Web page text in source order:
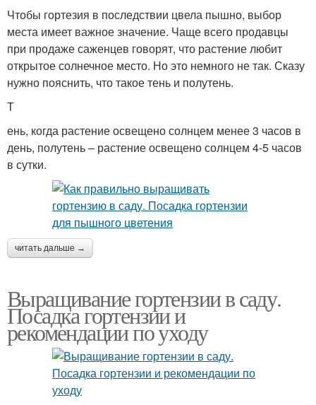
Чтобы гортезия в последствии цвела пышно, выбор
места имеет важное значение. Чаще всего продавцы
при продаже саженцев говорят, что растение любит
открытое солнечное место. Но это немного не так. Сказу
нужно пояснить, что такое тень и полутень.
Т
ень, когда растение освещено солнцем менее 3 часов в
день, полутень – растение освещено солнцем 4-5 часов
в сутки.
читать дальше →
Выращивание гортензии в саду.
Посадка гортензии и
рекомендации по уходу